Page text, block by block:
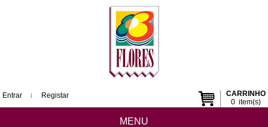
CARRINHO
0item(s)
Entrar Registar
MENU